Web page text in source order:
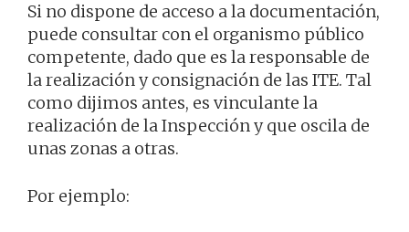
Si no dispone de acceso a la documentación,
puede consultar con el organismo público
competente, dado que es la responsable de
la realización y consignación de las ITE. Tal
como dijimos antes, es vinculante la
realización de la Inspección y que oscila de
unas zonas a otras.
Por ejemplo: